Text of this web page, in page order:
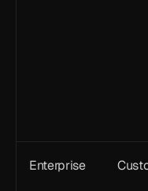
Enterprise